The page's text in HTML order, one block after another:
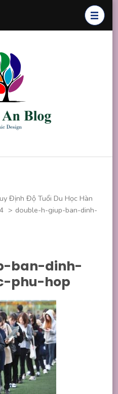
Định Độ Tuổi Du Học Hàn
> double-h-giup-ban-dinh-
ban-dinh-
phu-hop